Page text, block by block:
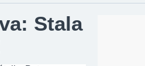
Stala